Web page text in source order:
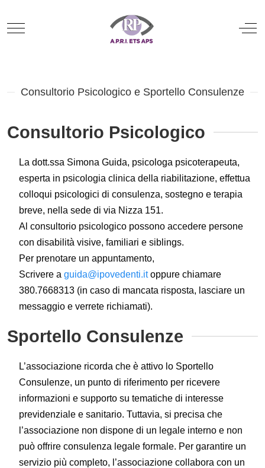
Mobile Menu Toggle Off-
Consultorio Psicologico e Sportello Consulenze
Consultorio Psicologico
La dott.ssa Simona Guida, psicologa psicoterapeuta,
esperta in psicologia clinica della riabilitazione, effettua
colloqui psicologici di consulenza, sostegno e terapia
breve, nella sede di via Nizza 151.
Al consultorio psicologico possono accedere persone
con disabilità visive, familiari e siblings.
Per prenotare un appuntamento,
Scrivere a guida@ipovedenti.itoppure chiamare
380.7668313 (in caso di mancata risposta, lasciare un
messaggio e verrete richiamati).
Sportello Consulenze
L’associazione ricorda che è attivo lo Sportello
Consulenze, un punto di riferimento per ricevere
informazioni e supporto su tematiche di interesse
previdenziale e sanitario. Tuttavia, si precisa che
l’associazione non dispone di un legale interno e non
può offrire consulenza legale formale. Per garantire un
servizio più completo, l’associazione collabora con un